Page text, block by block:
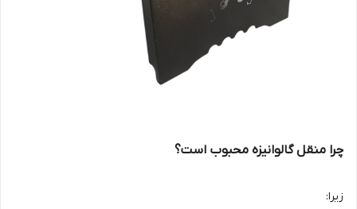
چرا منقل گالوانیزه محبوب است؟
زیرا: